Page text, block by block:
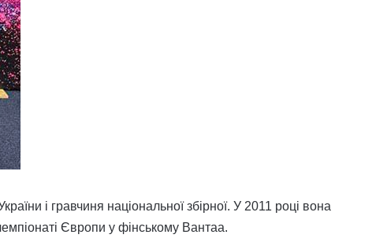
і гравчиня національної збірної. У 2011 році вона
Європи у фінському Вантаа.